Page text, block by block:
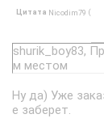
Цитата Nicodim79 (
shurik_boy83,
м местом
Ну да) Уже
е заберет.